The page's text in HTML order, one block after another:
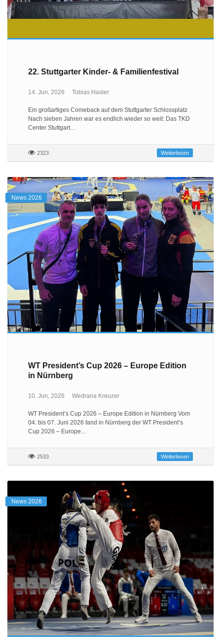
22. Stuttgarter Kinder- & Familienfestival
14. Jun, 2026 Tobias Hasler
Ein großartiges Comeback auf dem Stuttgarter Schlossplatz
Nach sieben Jahren war es endlich wieder so weit: Das TKD
Center Stuttgart…
2323 Weiterlesen
News 2026
WT President’s Cup 2026 – Europe Edition
in Nürnberg
10. Jun, 2026 Wedrana Kreuzer
WT President’s Cup 2026 – Europe Edition in Nürnberg Vom
04. bis 07. Juni 2026 fand in Nürnberg der WT President’s
Cup 2026 – Europe…
2533 Weiterlesen
News 2026